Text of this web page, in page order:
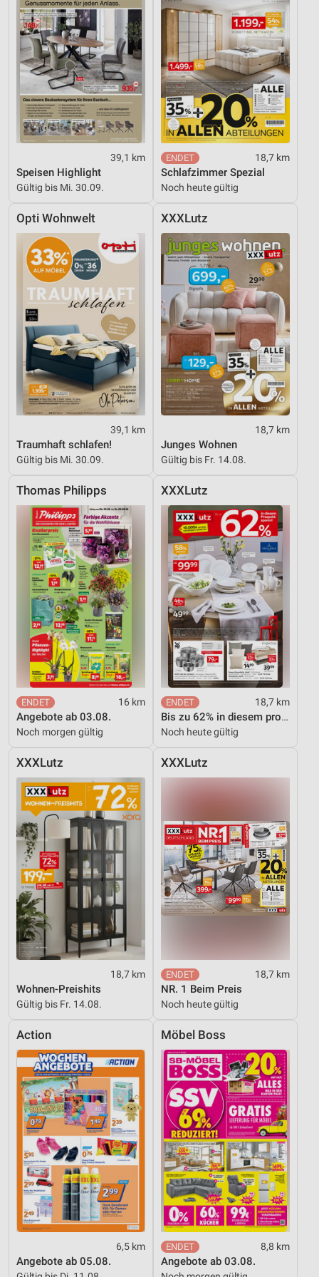
39,1 km
Speisen Highlight
Gültig bis Mi. 30.09.
18,7 km
Schlafzimmer Spezial
Noch heute gültig
Opti Wohnwelt
39,1 km
Traumhaft schlafen!
Gültig bis Mi. 30.09.
XXXLutz
18,7 km
Junges Wohnen
Gültig bis Fr. 14.08.
Thomas Philipps
16 km
Angebote ab 03.08.
Noch morgen gültig
XXXLutz
18,7 km
Bis zu 62% in diesem prospekt
Noch heute gültig
XXXLutz
18,7 km
Wohnen-Preishits
Gültig bis Fr. 14.08.
XXXLutz
18,7 km
NR. 1 Beim Preis
Noch heute gültig
Action
6,5 km
Angebote ab 05.08.
Möbel Boss
8,8 km
Angebote ab 03.08.
Geräte anhand von aktiv angeforderten
Informationen identifizieren
Nicht-IAB-Verarbeitungszwecke:
Notwendig
Performance
Funktional